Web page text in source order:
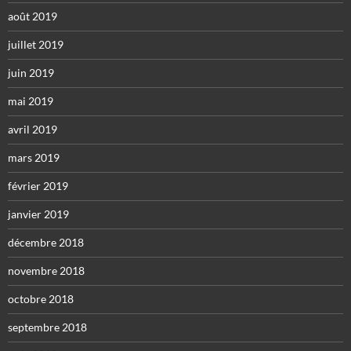
août 2019
juillet 2019
juin 2019
mai 2019
avril 2019
mars 2019
février 2019
janvier 2019
décembre 2018
novembre 2018
octobre 2018
septembre 2018